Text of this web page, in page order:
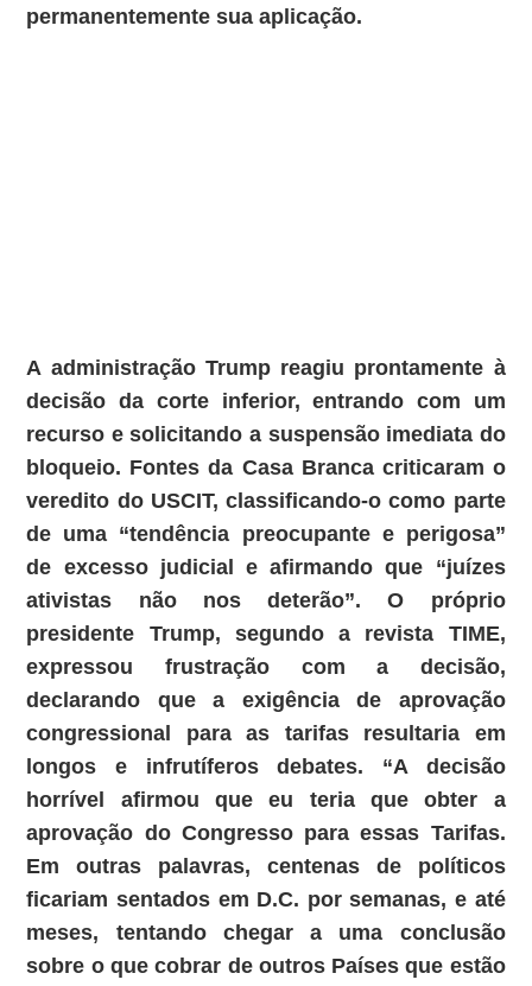
permanentemente sua aplicação.
A administração Trump reagiu prontamente à
decisão da corte inferior, entrando com um
recurso e solicitando a suspensão imediata do
bloqueio. Fontes da Casa Branca criticaram o
veredito do USCIT, classificando-o como parte
de uma “tendência preocupante e perigosa”
de excesso judicial e afirmando que “juízes
ativistas não nos deterão”. O próprio
presidente Trump, segundo a revista TIME,
expressou frustração com a decisão,
declarando que a exigência de aprovação
congressional para as tarifas resultaria em
longos e infrutíferos debates. “A decisão
horrível afirmou que eu teria que obter a
aprovação do Congresso para essas Tarifas.
Em outras palavras, centenas de políticos
ficariam sentados em D.C. por semanas, e até
meses, tentando chegar a uma conclusão
sobre o que cobrar de outros Países que estão